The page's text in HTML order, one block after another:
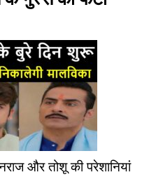
और तोशू की परेशानियां